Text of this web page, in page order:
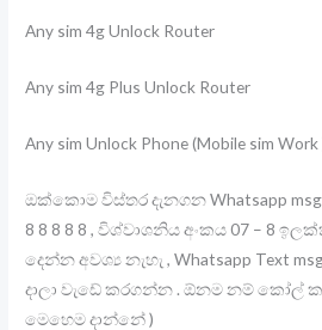
Any sim 4g Unlock Router
Any sim 4g Plus Unlock Router
Any sim Unlock Phone (Mobile sim Work
ඔක්කොම විස්තර දැනගන Whatsapp msg
8 8 8 8 8 , විශ්වාශනිය අංකය 07 – 8
දෙන්න අවශ්‍ය නැහැ , Whatsapp Text
දාලා වැඩේ කරගන්න . ඕනම නම් කෝල්
මෙහෙම දාන්නේ )